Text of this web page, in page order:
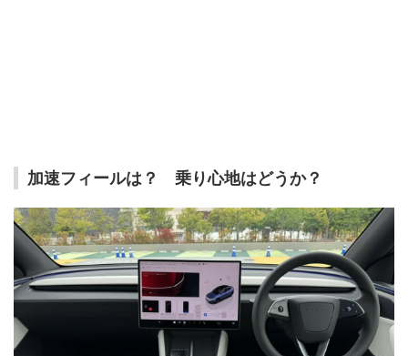
加速フィールは？ 乗り心地はどうか？